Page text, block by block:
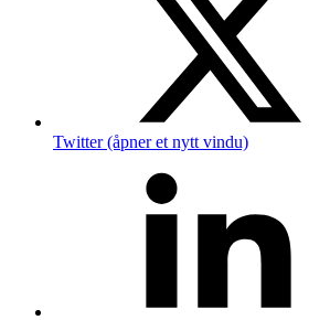
Twitter (åpner et nytt vindu)